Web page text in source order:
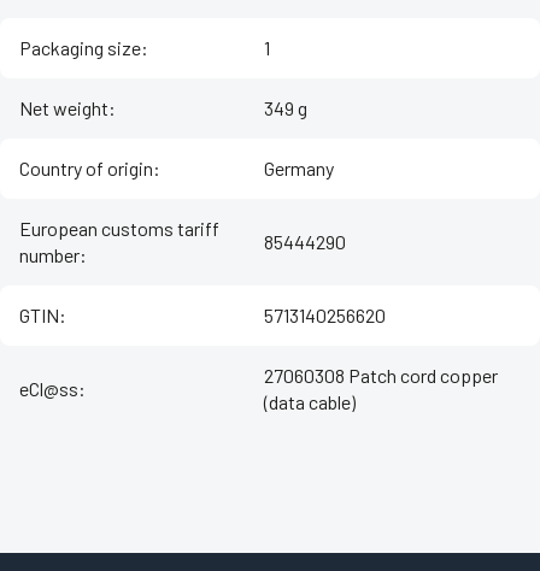
Packaging size: 1
Net weight: 349 g
Country of origin: Germany
European customs tariff
number:
85444290
GTIN: 5713140256620
eCl@ss:
27060308 Patch cord copper
(data cable)